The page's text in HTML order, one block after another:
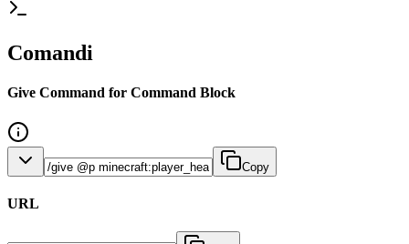
Comandi
Give Command for Command Block
Copy
URL